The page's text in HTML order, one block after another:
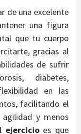
de una excelente
una figura
que tu cuerpo
gracias al
de sufrir
diabetes,
en las
facilitando el
y menos
ejercicioes que